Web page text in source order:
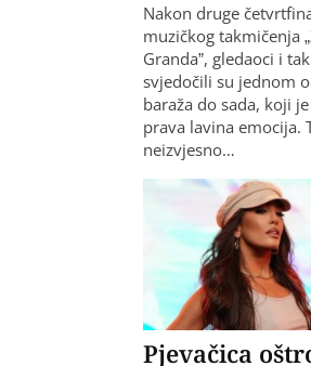
Nakon druge
muzičkog takmičenja
Granda”, gledaoci i
svjedočili su jednom
baraža do sada, koji
prava lavina emocija.
neizvjesno…
Pjevačica